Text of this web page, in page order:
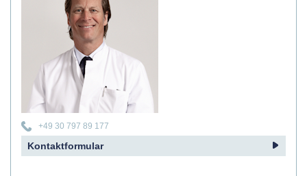
+49 30 797 89 177
Kontaktformular